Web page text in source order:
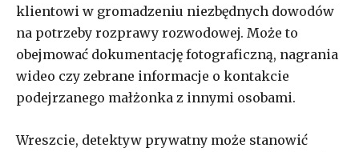
klientowi w gromadzeniu niezbędnych dowodów
na potrzeby rozprawy rozwodowej. Może to
obejmować dokumentację fotograficzną, nagrania
wideo czy zebrane informacje o kontakcie
podejrzanego małżonka z innymi osobami.
Wreszcie, detektyw prywatny może stanowić